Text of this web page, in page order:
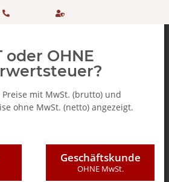
+ 49
98
einkaufen
SSL
oder OHNE
mit MwSt. (brutto) und
ohne MwSt. (netto) angezeigt.
Geschäftskunde
OHNE MwSt.